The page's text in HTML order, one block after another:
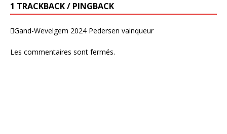
1 TRACKBACK / PINGBACK
Gand-Wevelgem 2024 Pedersen vainqueur
Les commentaires sont fermés.